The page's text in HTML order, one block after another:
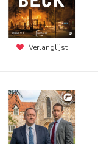
Verlanglijst